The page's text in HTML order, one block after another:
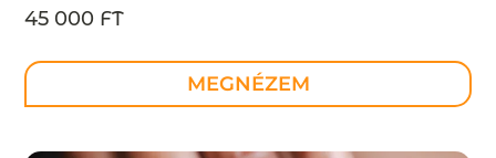
design ékszer – MEGRENDELÉSRE
45 000 FT
MEGNÉZEM